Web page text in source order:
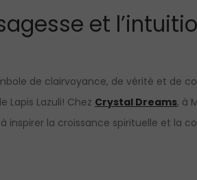
et
de clairvoyance, de vérité et de
Lapis Lazuli! Chez Crystal Dreams, à
la croissance spirituelle et la